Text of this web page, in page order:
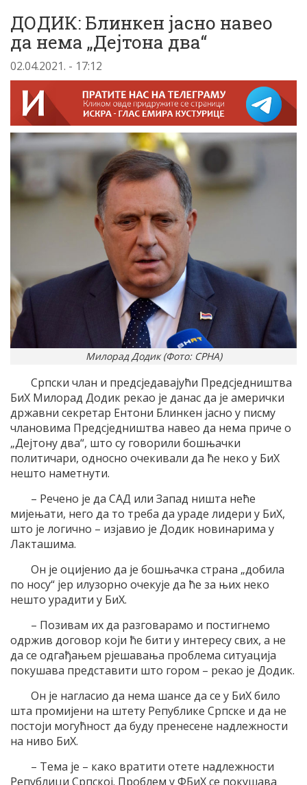
ДОДИК: Блинкен јасно навео
да нема „Дејтона два“
02.04.2021. - 17:12
Милорад Додик (Фото: СРНА)
Српски члан и предсједавајући Предсједништва
БиХ Милорад Додик рекао је данас да је амерички
државни секретар Ентони Блинкен јасно у писму
члановима Предсједништва навео да нема приче о
„Дејтону два“, што су говорили бошњачки
политичари, односно очекивали да ће неко у БиХ
нешто наметнути.
– Речено је да САД или Запад ништа неће
мијењати, него да то треба да ураде лидери у БиХ,
што је логично – изјавио је Додик новинарима у
Лакташима.
Он је оцијенио да је бошњачка страна „добила
по носу“ јер илузорно очекује да ће за њих неко
нешто урадити у БиХ.
– Позивам их да разговарамо и постигнемо
одржив договор који ће бити у интересу свих, а не
да се одгађањем рјешавања проблема ситуација
покушава представити што гором – рекао је Додик.
Он је нагласио да нема шансе да се у БиХ било
шта промијени на штету Републике Српске и да не
постоји могућност да буду пренесене надлежности
на ниво БиХ.
– Тема је – како вратити отете надлежности
Републици Српској. Проблем у ФБиХ се покушава